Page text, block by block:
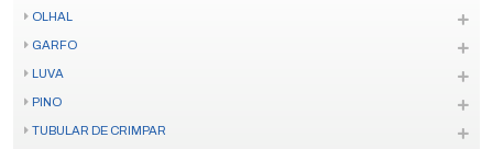
OLHAL
GARFO
LUVA
PINO
TUBULAR DE CRIMPAR